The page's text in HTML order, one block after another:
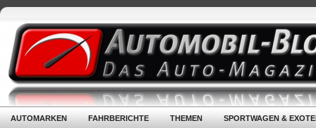
AUTOMARKEN FAHRBERICHTE THEMEN SPORTWAGEN &